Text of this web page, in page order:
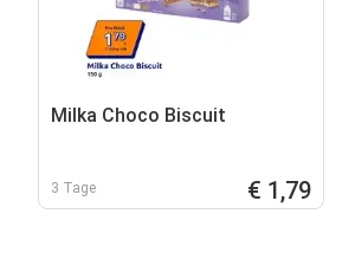
Milka Choco Biscuit
3 Tage € 1,79